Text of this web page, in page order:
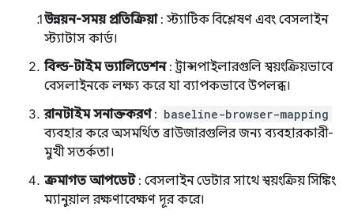
উন্নয়ন-সময় প্রতিক্রিয়া: স্ট্যাটিক বিশ্লেষণ এবং বেসলাইন
স্ট্যাটাস কার্ড।
বিল্ড-টাইম ভ্যালিডেশন: ট্রান্সপাইলারগুলি স্বয়ংক্রিয়ভাবে
বেসলাইনকে লক্ষ্য করে যা ব্যাপকভাবে উপলব্ধ।
রানটাইম সনাক্তকরণ: baseline-browser-mapping
ব্যবহার করে অসমর্থিত ব্রাউজারগুলির জন্য ব্যবহারকারী-
মুখী সতর্কতা।
ক্রমাগত আপডেট: বেসলাইন ডেটার সাথে স্বয়ংক্রিয় সিঙ্কিং
ম্যানুয়াল রক্ষণাবেক্ষণ দূর করে।